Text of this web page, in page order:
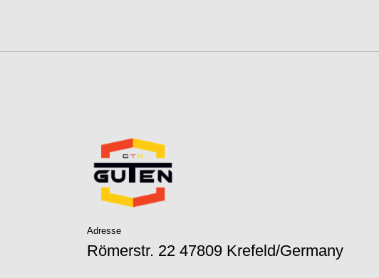
Adresse
Römerstr. 22 47809 Krefeld/Germany